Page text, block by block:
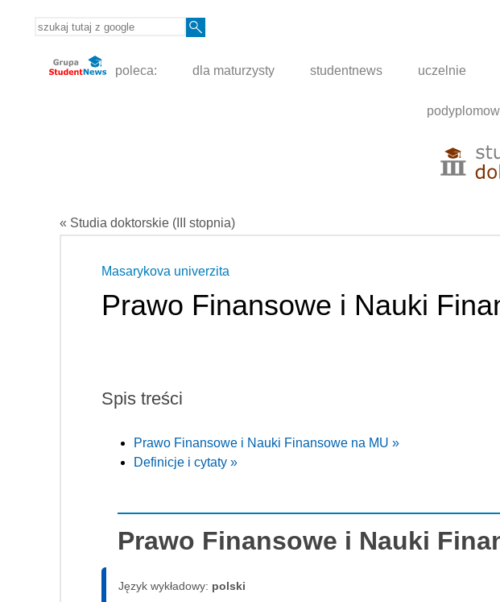
poleca: dla maturzysty studentnews uczelnie
« Studia doktorskie (III stopnia)
Masarykova univerzita
Prawo Finansowe i Nauki
Spis treści
Prawo Finansowe i Nauki Finansowe na MU »
Definicje i cytaty »
Prawo Finansowe i Nauki
Język wykładowy: polski